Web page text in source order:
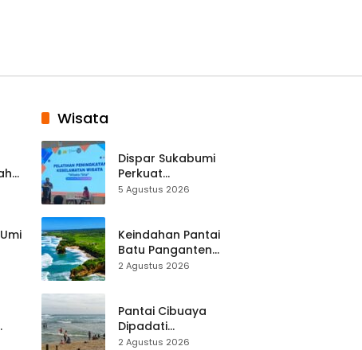
Wisata
Dispar Sukabumi
Perkuat
Keselamatan
Mitigasi hingga
Teknik Evakuasi
5 Agustus 2026
Keindahan Pantai
Batu Panganten
Mulai Dilirik
2 Agustus 2026
Pantai Cibuaya
Dipadati
Wisatawan,
2 Agustus 2026